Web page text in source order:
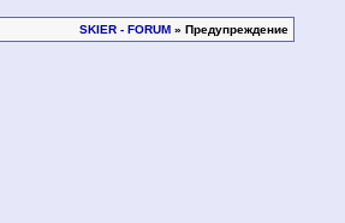
SKIER - FORUM» Предупреждение